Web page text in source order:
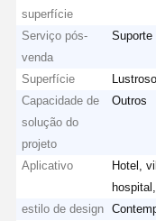
superfície
Serviço pós-
venda
Suporte
Superfície
Lustroso
Capacidade de
solução do
projeto
Outros
Aplicativo
Hotel,
estilo de design